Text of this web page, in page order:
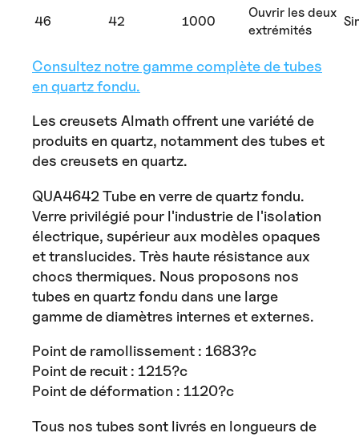
46 42 1000
Ouvrir les deux
extrémités
Consultez notre gamme complète de tubes
en quartz fondu.
Les creusets Almath offrent une variété de
produits en quartz, notamment des tubes et
des creusets en quartz.
QUA4642 Tube en verre de quartz fondu.
Verre privilégié pour l'industrie de l'isolation
électrique, supérieur aux modèles opaques
et translucides. Très haute résistance aux
chocs thermiques. Nous proposons nos
tubes en quartz fondu dans une large
gamme de diamètres internes et externes.
Point de ramollissement : 1683?c
Point de recuit : 1215?c
Point de déformation : 1120?c
Tous nos tubes sont livrés en longueurs de